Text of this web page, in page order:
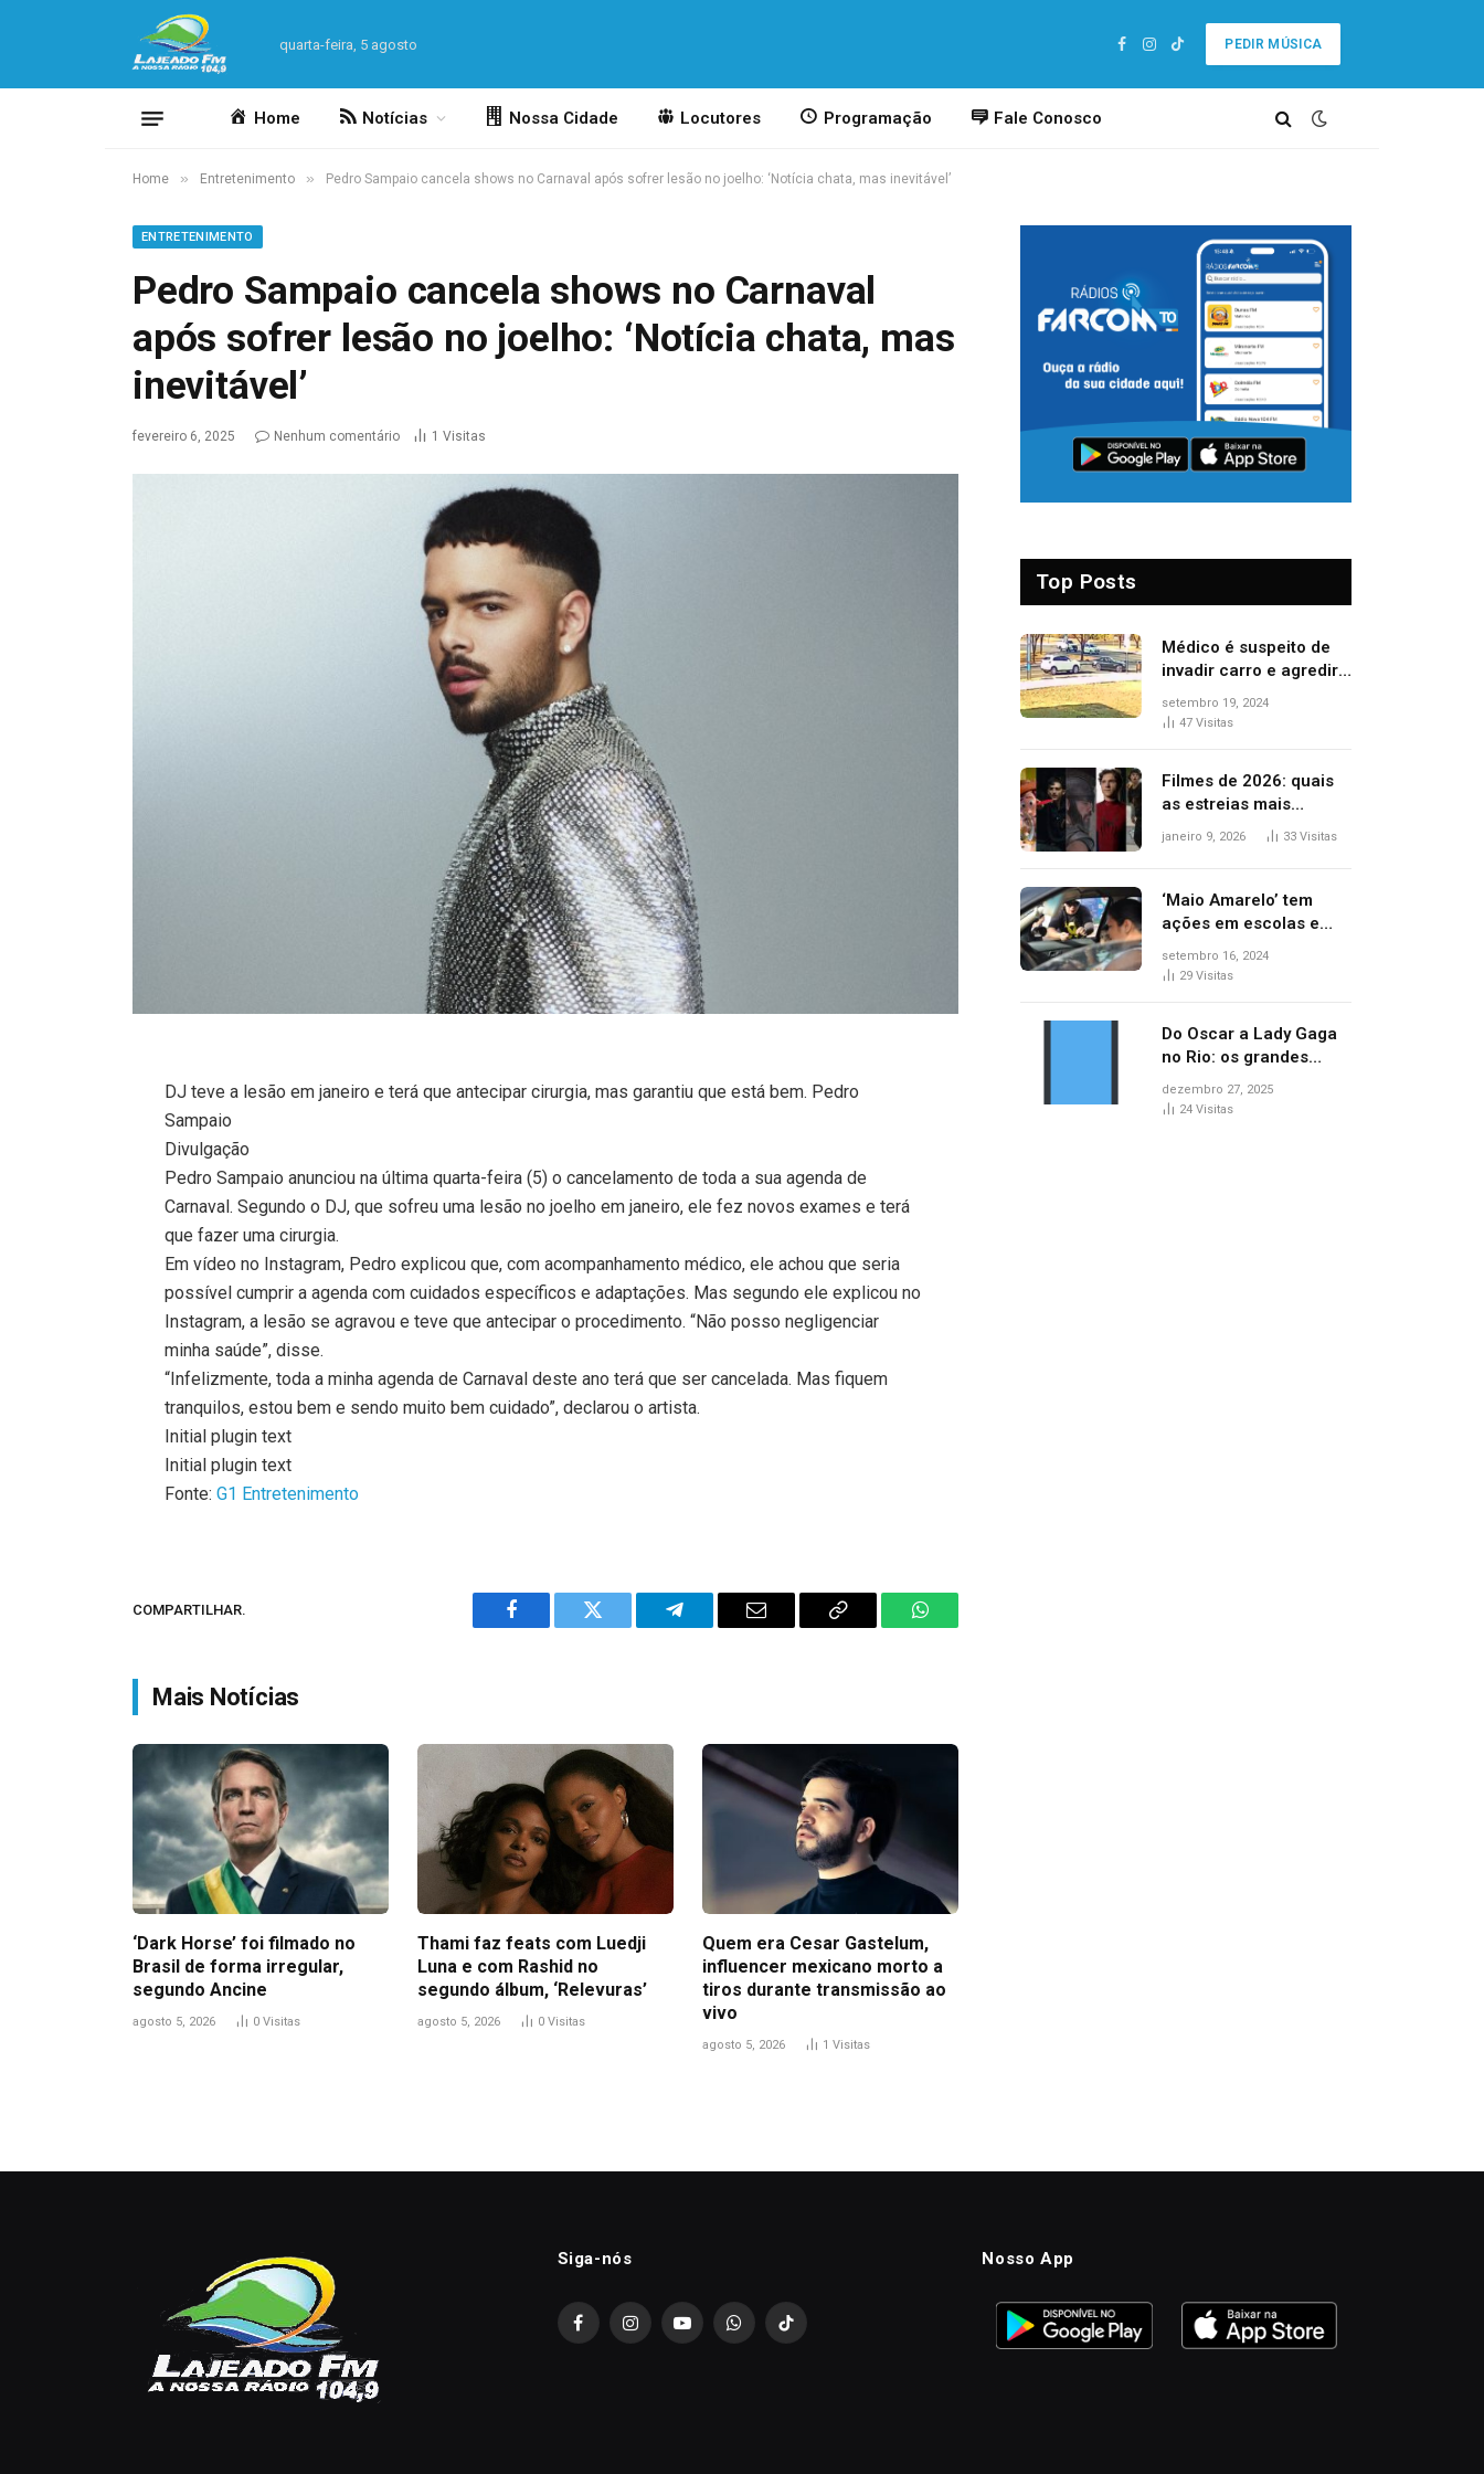
quarta-feira, 5 agosto
Facebook
Instagram
TikTok
PEDIR MÚSICA
Home Notícias Nossa Cidade Locutores Programação Fale Conosco
Home » Entretenimento » Pedro Sampaio cancela shows no Carnaval após sofrer lesão no joelho: ‘Notícia chata, mas inevitável’
ENTRETENIMENTO
Pedro Sampaio cancela shows no Carnaval
após sofrer lesão no joelho: ‘Notícia chata, mas
inevitável’
fevereiro 6, 2025 Nenhum comentário 1 Visitas
DJ teve a lesão em janeiro e terá que antecipar cirurgia, mas garantiu que está bem. Pedro
Sampaio
Divulgação
Pedro Sampaio anunciou na última quarta-feira (5) o cancelamento de toda a sua agenda de
Carnaval. Segundo o DJ, que sofreu uma lesão no joelho em janeiro, ele fez novos exames e terá
que fazer uma cirurgia.
Em vídeo no Instagram, Pedro explicou que, com acompanhamento médico, ele achou que seria
possível cumprir a agenda com cuidados específicos e adaptações. Mas segundo ele explicou no
Instagram, a lesão se agravou e teve que antecipar o procedimento. “Não posso negligenciar
minha saúde”, disse.
“Infelizmente, toda a minha agenda de Carnaval deste ano terá que ser cancelada. Mas fiquem
tranquilos, estou bem e sendo muito bem cuidado”, declarou o artista.
Initial plugin text
Initial plugin text
Fonte:G1 Entretenimento
COMPARTILHAR.
Facebook Twitter Telegram Email
Copy
WhatsApp
Mais Notícias
‘Dark Horse’ foi filmado no
Brasil de forma irregular,
segundo Ancine
agosto 5, 2026 0 Visitas
Thami faz feats com Luedji
Luna e com Rashid no
segundo álbum, ‘Relevuras’
agosto 5, 2026 0 Visitas
Quem era Cesar Gastelum,
influencer mexicano morto a
tiros durante transmissão ao
vivo
agosto 5, 2026 1 Visitas
Top Posts
Médico é suspeito de
invadir carro e agredir
delegado aposentado
durante confusão no
setembro 19, 2024
47 Visitas
Filmes de 2026: quais
as estreias mais
aguardadas do ano?
janeiro 9, 2026 33 Visitas
‘Maio Amarelo’ tem
ações em escolas e
ruas para prevenir
acidentes no trânsito
setembro 16, 2024
29 Visitas
Do Oscar a Lady Gaga
no Rio: os grandes
marcos da cultura em
2025
dezembro 27, 2025
24 Visitas
Siga-nós
FacebookInstagramYouTubeWhatsAppTikTok
Nosso App